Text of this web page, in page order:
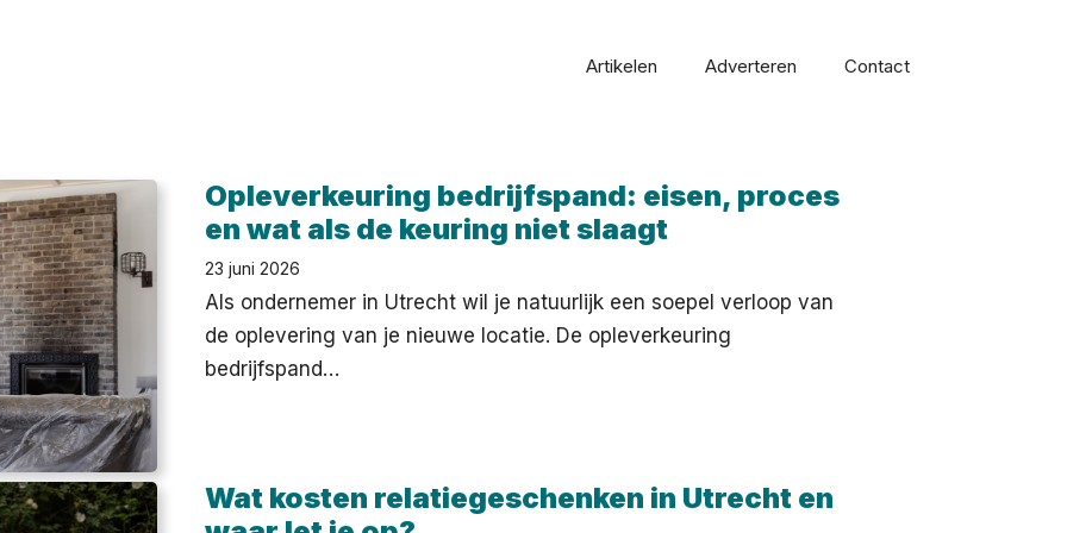
Artikelen Adverteren Contact
Opleverkeuring bedrijfspand: eisen, proces
en wat als de keuring niet slaagt
23 juni 2026
Als ondernemer in Utrecht wil je natuurlijk een soepel verloop van
de oplevering van je nieuwe locatie. De opleverkeuring
bedrijfspand…
Wat kosten relatiegeschenken in Utrecht en